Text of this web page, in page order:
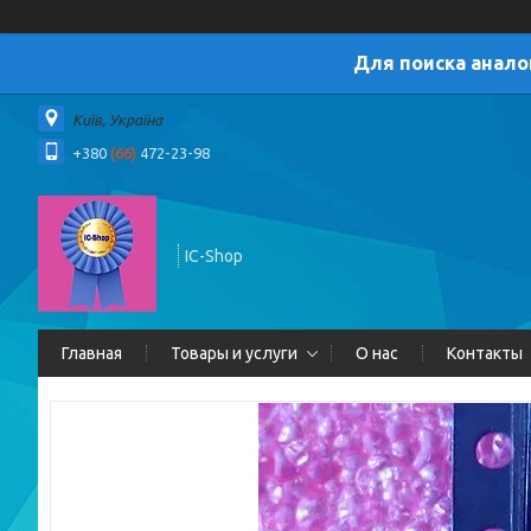
Для поиска
Київ, Україна
+380 (66) 472-23-98
IC-Shop
Главная Товары и услуги О нас Контакты